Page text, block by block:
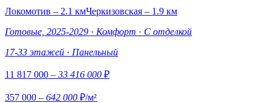
Локомотив – 2.1 кмЧеркизовская – 1.9 км
Готовые, 2025-2029 · Комфорт · С отделкой
17-33 этажей · Панельный
11 817 000 – 33 416 000 ₽
357 000 – 642 000 ₽/м²